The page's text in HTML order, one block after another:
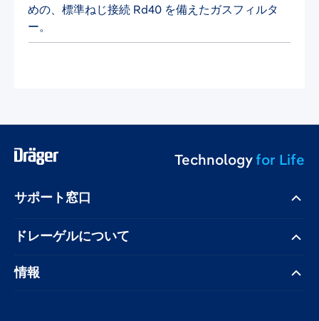
めの、標準ねじ接続 Rd40 を備えたガスフィルタ
ー。
Technologyfor Life
サポート窓口
ドレーゲル​について
情報